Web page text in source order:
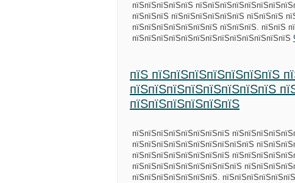
пїЅпїЅпїЅпїЅпїЅ
пїЅпїЅпїЅ пїЅпїЅпїЅпїЅпїЅпїЅ пїЅпїЅпїЅ
пїЅпїЅпїЅпїЅпїЅпїЅпїЅ пїЅпїЅпїЅ. пїЅпїЅ
пїЅпїЅпїЅпїЅпїЅпїЅпїЅпїЅпїЅпїЅпїЅпїЅпїЅ
пїЅ пїЅпїЅпїЅпїЅпїЅпїЅпїЅ
пїЅпїЅпїЅпїЅпїЅпїЅпїЅпїЅ
пїЅпїЅпїЅпїЅпїЅпїЅ
пїЅпїЅпїЅпїЅпїЅпїЅпїЅпїЅ
пїЅпїЅпїЅпїЅпїЅпїЅпїЅпїЅпїЅпїЅ
пїЅпїЅпїЅпїЅпїЅпїЅпїЅпїЅ
пїЅпїЅпїЅпїЅпїЅпїЅпїЅпїЅпїЅ
пїЅпїЅпїЅпїЅпїЅпїЅпїЅ.